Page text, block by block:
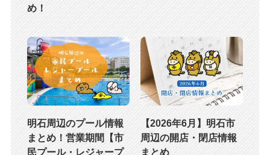
め！
明石周辺のプール情報
まとめ！営業期間【市
民プール・レジャープ
【2026年6月】明石市
周辺の開店・閉店情報
まとめ